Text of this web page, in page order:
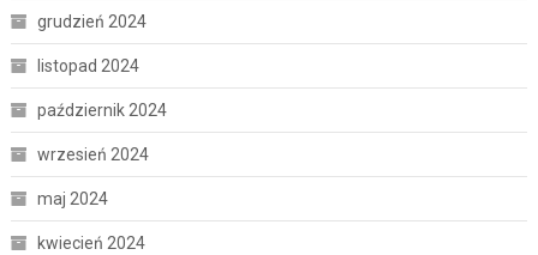
grudzień 2024
listopad 2024
październik 2024
wrzesień 2024
maj 2024
kwiecień 2024